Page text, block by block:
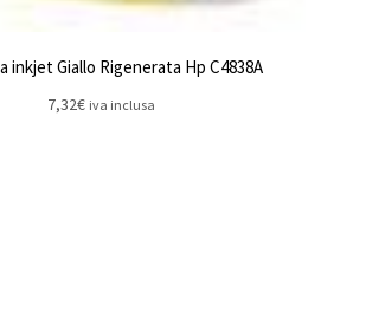
inkjet Giallo Rigenerata Hp C4838A
7,32€ iva inclusa